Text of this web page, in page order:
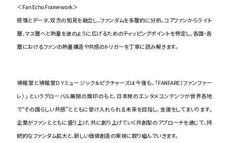
＜Fan Echo Framework＞
感情とデータ、双方の知見を融合し、ファンダムを多層的に分析。コアファンからライト
層、マス層へと熱量を波のように広げるためのティッピングポイントを特定し、各国・各
層におけるファンの熱量構造や共感のトリガーを丁寧に読み解きます。
博報堂と博報堂ＤＹミュージック＆ピクチャーズは今後も、「FANFARE（ファンファー
レ）」 というグローバル展開の旗印のもと、日本発のエンタメコンテンツが世界各地
で“その国らしい共感”とともに受け入れられる未来を目指し、支援をしてまいります。
企業がファンとともに盛り上げ、共に創り上げていく共創型のアプローチを通じて、持
続的なファンダム拡大と、新しい価値創造の実現に取り組んでいきます。